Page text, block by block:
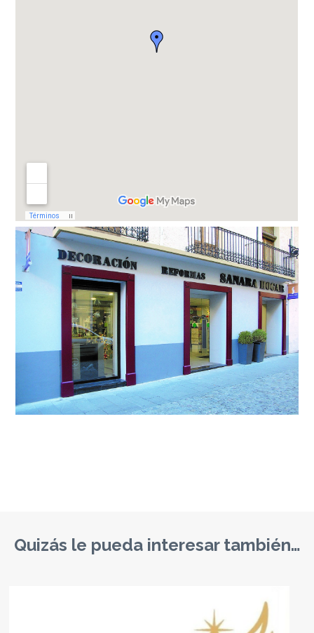
Quizás le pueda interesar también…